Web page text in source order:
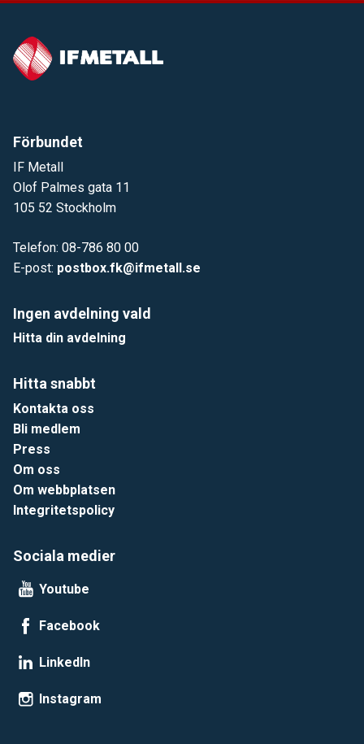
Förbundet
IF Metall
Olof Palmes gata 11
105 52 Stockholm
Telefon: 08-786 80 00
E-post: postbox.fk@ifmetall.se
Ingen avdelning vald
Hitta din avdelning
Hitta snabbt
Kontakta oss
Bli medlem
Press
Om oss
Om webbplatsen
Integritetspolicy
Sociala medier
Youtube
Facebook
LinkedIn
Instagram